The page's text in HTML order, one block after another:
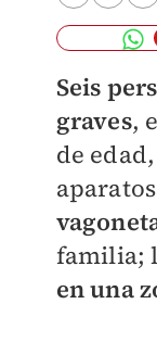
Seis
graves,
de
familia;
en una